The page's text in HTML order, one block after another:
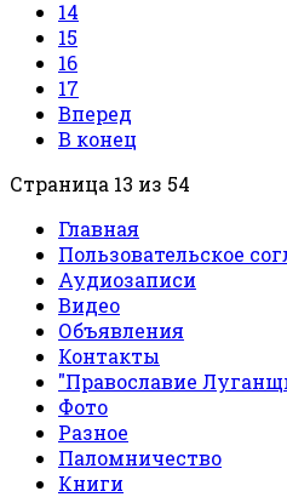
14
15
16
17
Вперед
В конец
Страница 13 из 54
Главная
Пользовательское
Аудиозаписи
Видео
Объявления
Контакты
"Православие
Фото
Разное
Паломничество
Книги